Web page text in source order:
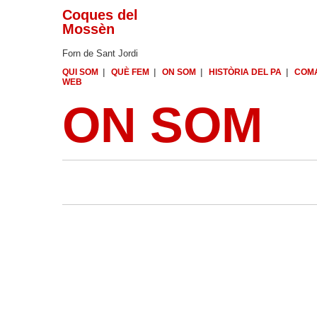
Coques del
Mossèn
Forn de Sant Jordi
QUI SOM QUÈ FEM ON SOM HISTÒRIA DEL PA
WEB
ON SOM